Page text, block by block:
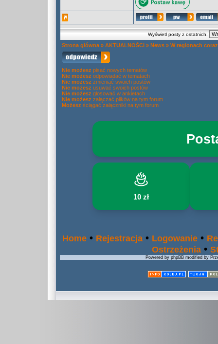
Wyświetl posty z ostatnich:
Strona główna » AKTUALNOŚCI » News » W regionach
Nie możesz pisać nowych tematów
Nie możesz odpowiadać w tematach
Nie możesz zmieniać swoich postów
Nie możesz usuwać swoich postów
Nie możesz głosować w ankietach
Nie możesz załączać plików na tym forum
Możesz ściągać załączniki na tym forum
10 zł
Home • Rejestracja • Logowanie •
Ostrzeżenia •
Powered by phpBB modified by